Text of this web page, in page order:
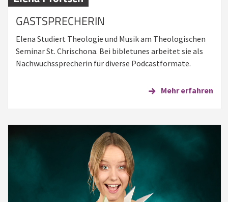
GASTSPRECHERIN
Elena Studiert Theologie und Musik am Theologischen
Seminar St. Chrischona. Bei bibletunes arbeitet sie als
Nachwuchssprecherin für diverse Podcastformate.
Mehr erfahren